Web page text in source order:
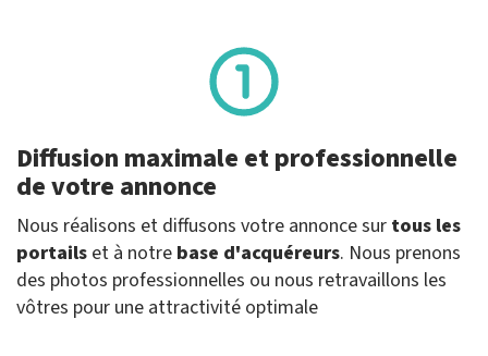
Diffusion maximale et professionnelle
de votre annonce
Nous réalisons et diffusons votre annonce sur tous les
portails et à notre base d'acquéreurs. Nous prenons
des photos professionnelles ou nous retravaillons les
vôtres pour une attractivité optimale